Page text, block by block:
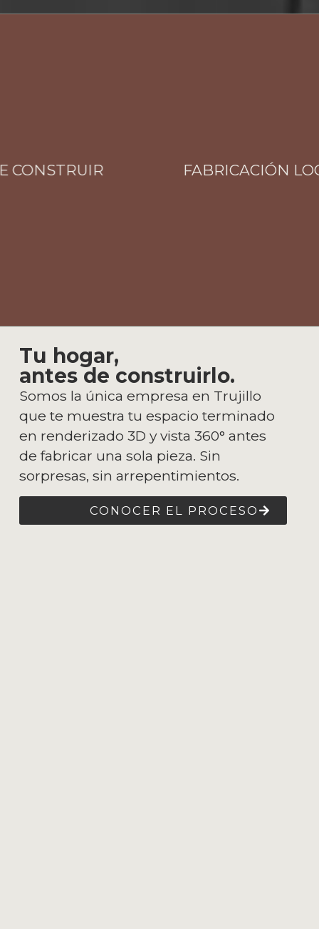
FABRICACIÓN
Tu hogar,
antes de construirlo.
Somos la única empresa en Trujillo
que te muestra tu espacio terminado
en renderizado 3D y vista 360° antes
de fabricar una sola pieza. Sin
sorpresas, sin arrepentimientos.
CONOCER EL PROCESO